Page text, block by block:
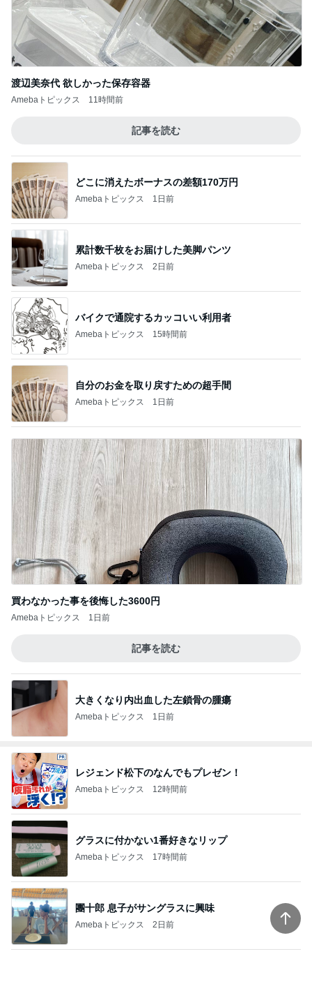
渡辺美奈代 欲しかった保存容器
Amebaトピックス 11時間前
記事を読む
どこに消えたボーナスの差額170万円
Amebaトピックス 1日前
累計数千枚をお届けした美脚パンツ
Amebaトピックス 2日前
バイクで通院するカッコいい利用者
Amebaトピックス 15時間前
自分のお金を取り戻すための超手間
Amebaトピックス 1日前
買わなかった事を後悔した3600円
Amebaトピックス 1日前
記事を読む
大きくなり内出血した左鎖骨の腫瘍
Amebaトピックス 1日前
レジェンド松下のなんでもプレゼン！
Amebaトピックス 12時間前
グラスに付かない1番好きなリップ
Amebaトピックス 17時間前
團十郎 息子がサングラスに興味
Amebaトピックス 2日前